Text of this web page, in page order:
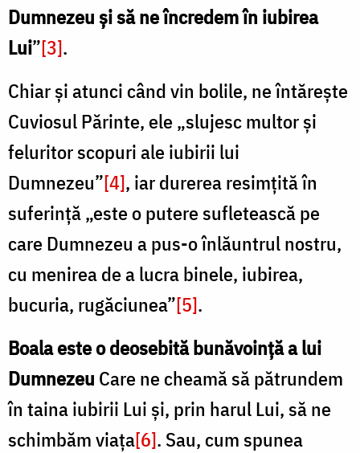
Dumnezeu și să ne încredem în iubirea
Lui”[3].
Chiar și atunci când vin bolile, ne întărește
Cuviosul Părinte, ele „slujesc multor și
feluritor scopuri ale iubirii lui
Dumnezeu”[4], iar durerea resimțită în
suferință „este o putere sufletească pe
care Dumnezeu a pus-o înlăuntrul nostru,
cu menirea de a lucra binele, iubirea,
bucuria, rugăciunea”[5].
Boala este o deosebită bunăvoință a lui
Dumnezeu Care ne cheamă să pătrundem
în taina iubirii Lui și, prin harul Lui, să ne
schimbăm viața[6]. Sau, cum spunea